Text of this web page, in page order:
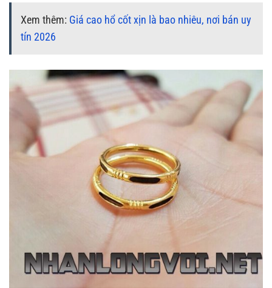
Xem thêm: Giá cao hổ cốt xịn là bao nhiêu, nơi bán uy
tín 2026